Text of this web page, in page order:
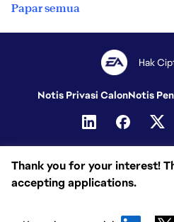
Thank you for your interest!
accepting applications.
Papar semua
Hak
Notis Privasi CalonNotis